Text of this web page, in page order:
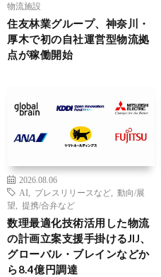
物流施設
住友林業グループ、神奈川・
厚木で初の自社運営型物流拠
点が稼働開始
2026.08.06
AI
プレスリリースなど
動向/展
望
提携/合弁など
数理最適化技術活用した物流
の計画立案支援手掛けるJIJ、
グローバル・ブレインなどか
ら8.4億円調達